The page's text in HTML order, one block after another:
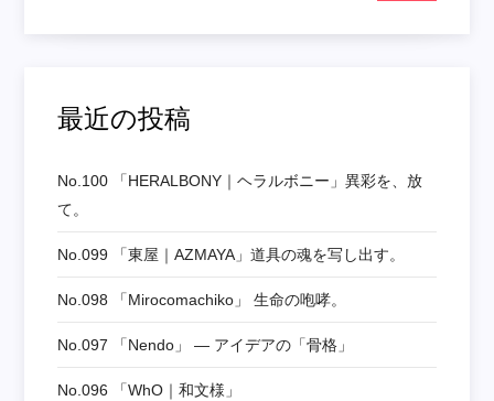
最近の投稿
No.100 「HERALBONY｜ヘラルボニー」異彩を、放
て。
No.099 「東屋｜AZMAYA」道具の魂を写し出す。
No.098 「mirocomachiko」 生命の咆哮。
No.097 「nendo」 ― アイデアの「骨格」
No.096 「WhO｜和文様」